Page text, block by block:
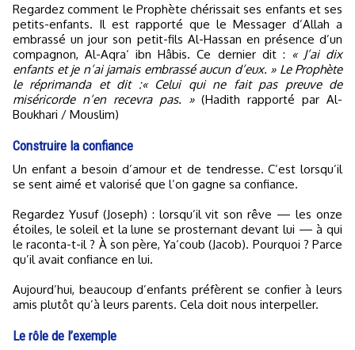
Regardez comment le Prophète chérissait ses enfants et ses
petits-enfants. Il est rapporté que le Messager d’Allah a
embrassé un jour son petit-fils Al-Hassan en présence d’un
compagnon, Al-Aqra‘ ibn Hâbis. Ce dernier dit : « J’ai dix
enfants et je n’ai jamais embrassé aucun d’eux. » Le Prophète
le réprimanda et dit :« Celui qui ne fait pas preuve de
miséricorde n’en recevra pas. »(Hadith rapporté par Al-
Boukhari / Mouslim)
Construire la confiance
Un enfant a besoin d’amour et de tendresse. C’est lorsqu’il
se sent aimé et valorisé que l’on gagne sa confiance.
Regardez Yusuf (Joseph) : lorsqu’il vit son rêve — les onze
étoiles, le soleil et la lune se prosternant devant lui — à qui
le raconta-t-il ? À son père, Ya‘coub (Jacob). Pourquoi ? Parce
qu’il avait confiance en lui.
Aujourd’hui, beaucoup d’enfants préfèrent se confier à leurs
amis plutôt qu’à leurs parents. Cela doit nous interpeller.
Le rôle de l’exemple